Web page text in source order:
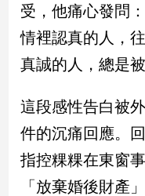
會
點
觀
兩
岸/
國
受，他痛心發問
情裡認真的人，
真誠的人，總是被
這段感性告白被
件的沉痛回應。
指控粿粿在東窗
「放棄婚後財產